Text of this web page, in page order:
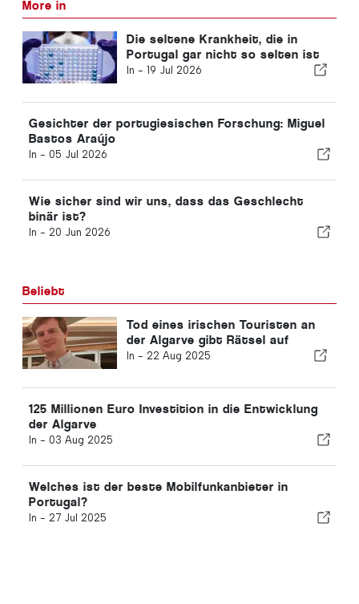
More in
Die seltene Krankheit, die in
Portugal gar nicht so selten ist
In - 19 Jul 2026
Gesichter der portugiesischen Forschung: Miguel
Bastos Araújo
In - 05 Jul 2026
Wie sicher sind wir uns, dass das Geschlecht
binär ist?
In - 20 Jun 2026
Beliebt
Tod eines irischen Touristen an
der Algarve gibt Rätsel auf
In - 22 Aug 2025
125 Millionen Euro Investition in die Entwicklung
der Algarve
In - 03 Aug 2025
Welches ist der beste Mobilfunkanbieter in
Portugal?
In - 27 Jul 2025